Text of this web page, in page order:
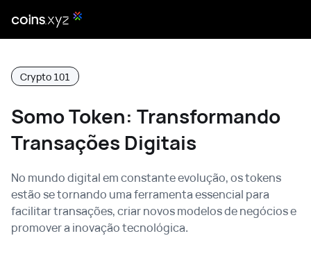
Crypto 101
Somo Token: Transformando
Transações Digitais
No mundo digital em constante evolução, os tokens
estão se tornando uma ferramenta essencial para
facilitar transações, criar novos modelos de negócios e
promover a inovação tecnológica.